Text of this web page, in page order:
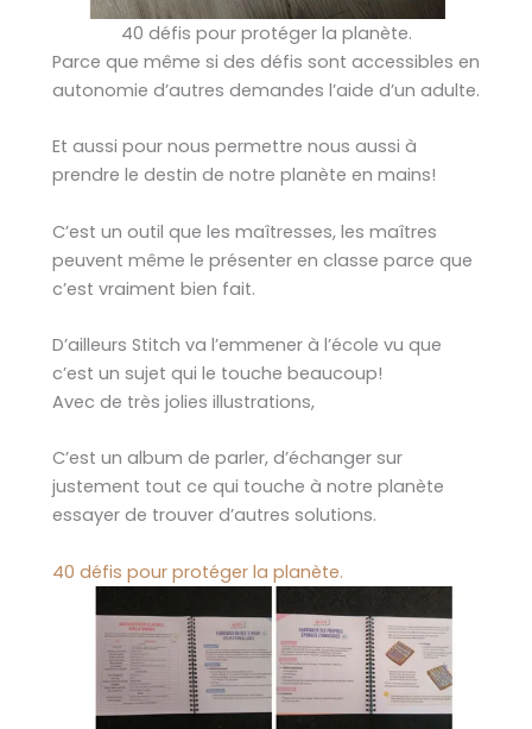
40 défis pour protéger la planète.
Parce que même si des défis sont accessibles en
autonomie d’autres demandes l’aide d’un adulte.
Et aussi pour nous permettre nous aussi à
prendre le destin de notre planète en mains!
C’est un outil que les maîtresses, les maîtres
peuvent même le présenter en classe parce que
c’est vraiment bien fait.
D’ailleurs Stitch va l’emmener à l’école vu que
c’est un sujet qui le touche beaucoup!
Avec de très jolies illustrations,
C’est un album de parler, d’échanger sur
justement tout ce qui touche à notre planète
essayer de trouver d’autres solutions.
40 défis pour protéger la planète.